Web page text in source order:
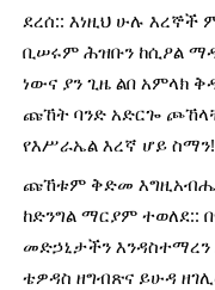
ደረሰ:: እነዚህ ሁሉ
ቢሠሩም ሕዝቡን ከሲዖል
ነውና ያን ጊዜ ልበ አምላክ
ጩኸት ባንድ አድርጐ
የእሥራኤል እረኛ ሆይ
ጩኸቱም ቅድመ
ከድንግል ማርያም ተወለደ::
መድኃኒታችን እንዳስተማረን
ቴዎዳስ ዘግብጽና ይሁዳ